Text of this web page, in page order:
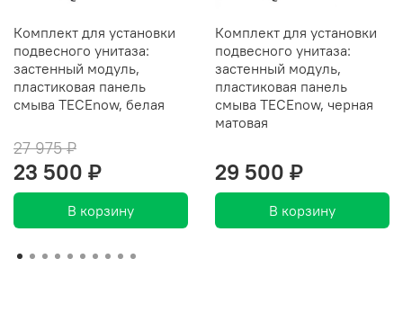
Комплект для установки
подвесного унитаза:
застенный модуль,
пластиковая панель
смыва TECEnow, белая
27 975 ₽
23 500 ₽
В корзину
Комплект для установки
подвесного унитаза:
застенный модуль,
пластиковая панель
смыва TECEnow, черная
матовая
29 500 ₽
В корзину